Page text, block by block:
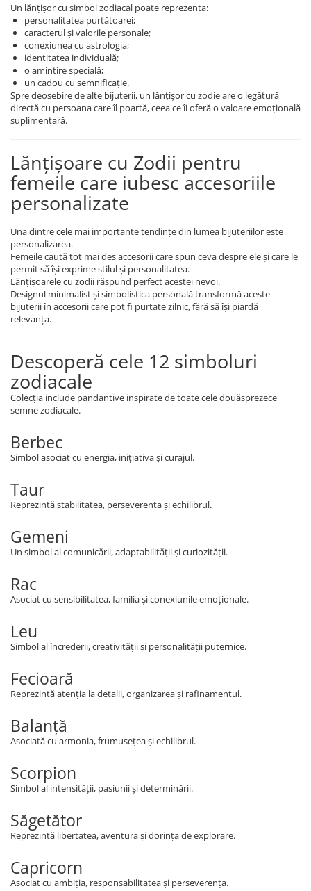
Coliere cu pietre semiprețioase
Un lănțișor cu simbol zodiacal poate reprezenta:
personalitatea purtătoarei;
caracterul și valorile personale;
conexiunea cu astrologia;
identitatea individuală;
o amintire specială;
un cadou cu semnificație.
Spre deosebire de alte bijuterii, un lănțișor cu zodie are o legătură
directă cu persoana care îl poartă, ceea ce îi oferă o valoare emoțională
suplimentară.
Lănțișoare cu Zodii pentru
femeile care iubesc accesoriile
personalizate
Una dintre cele mai importante tendințe din lumea bijuteriilor este
personalizarea.
Femeile caută tot mai des accesorii care spun ceva despre ele și care le
permit să își exprime stilul și personalitatea.
Lănțișoarele cu zodii răspund perfect acestei nevoi.
Designul minimalist și simbolistica personală transformă aceste
bijuterii în accesorii care pot fi purtate zilnic, fără să își piardă
relevanța.
Descoperă cele 12 simboluri
zodiacale
Colecția include pandantive inspirate de toate cele douăsprezece
semne zodiacale.
Berbec
Simbol asociat cu energia, inițiativa și curajul.
Taur
Reprezintă stabilitatea, perseverența și echilibrul.
Gemeni
Un simbol al comunicării, adaptabilității și curiozității.
Rac
Asociat cu sensibilitatea, familia și conexiunile emoționale.
Leu
Simbol al încrederii, creativității și personalității puternice.
Fecioară
Reprezintă atenția la detalii, organizarea și rafinamentul.
Balanță
Asociată cu armonia, frumusețea și echilibrul.
Scorpion
Simbol al intensității, pasiunii și determinării.
Săgetător
Reprezintă libertatea, aventura și dorința de explorare.
Capricorn
Asociat cu ambiția, responsabilitatea și perseverența.